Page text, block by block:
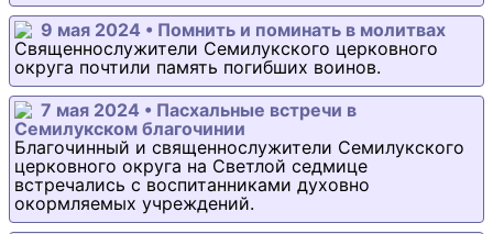
9 мая 2024 • Помнить и поминать в молитвах
Священнослужители Семилукского церковного
округа почтили память погибших воинов.
7 мая 2024 • Пасхальные встречи в
Семилукском благочинии
Благочинный и священнослужители Семилукского
церковного округа на Светлой седмице
встречались с воспитанниками духовно
окормляемых учреждений.